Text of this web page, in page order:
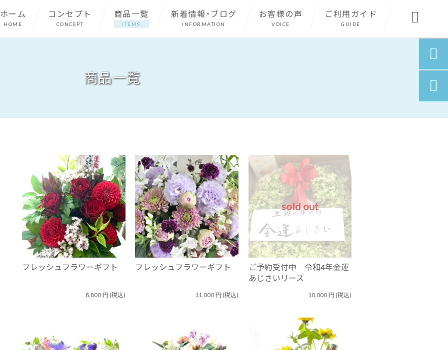
ホーム
HOME
コンセプト
CONCEPT
商品一覧
ITEMS
新着情報・ブログ
INFORMATION
お客様の声
VOICE
ご利用ガイド
GUIDE 
商品一覧
フレッシュフラワーギフト
8,800円(税込)
フレッシュフラワーギフト
11,000円(税込)
sold out
ご予約受付中 令和4年金運
あじさいリース
10,000円(税込)

